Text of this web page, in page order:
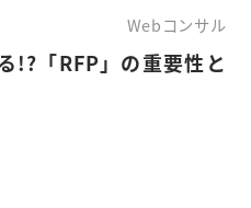
Webコンサル
!?「RFP」の重要性と